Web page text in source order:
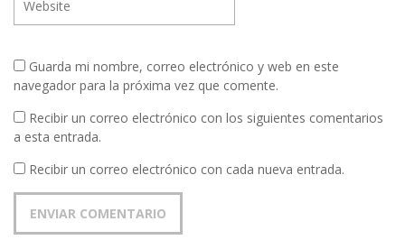
Guarda mi nombre, correo electrónico y web en este
navegador para la próxima vez que comente.
Recibir un correo electrónico con los siguientes comentarios
a esta entrada.
Recibir un correo electrónico con cada nueva entrada.